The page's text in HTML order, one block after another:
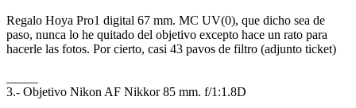
Regalo Hoya Pro1 digital 67 mm. MC UV(0), que dicho sea de
paso, nunca lo he quitado del objetivo excepto hace un rato para
hacerle las fotos. Por cierto, casi 43 pavos de filtro (adjunto ticket)
3.- Objetivo Nikon AF Nikkor 85 mm. f/1:1.8D